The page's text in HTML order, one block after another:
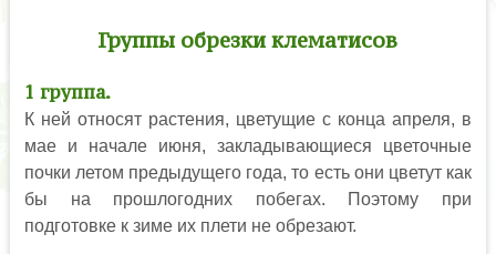
Группы обрезки клематисов
1 группа.
К ней относят растения, цветущие с конца апреля, в
мае и начале июня, закладывающиеся цветочные
почки летом предыдущего года, то есть они цветут как
бы на прошлогодних побегах. Поэтому при
подготовке к зиме их плети не обрезают.